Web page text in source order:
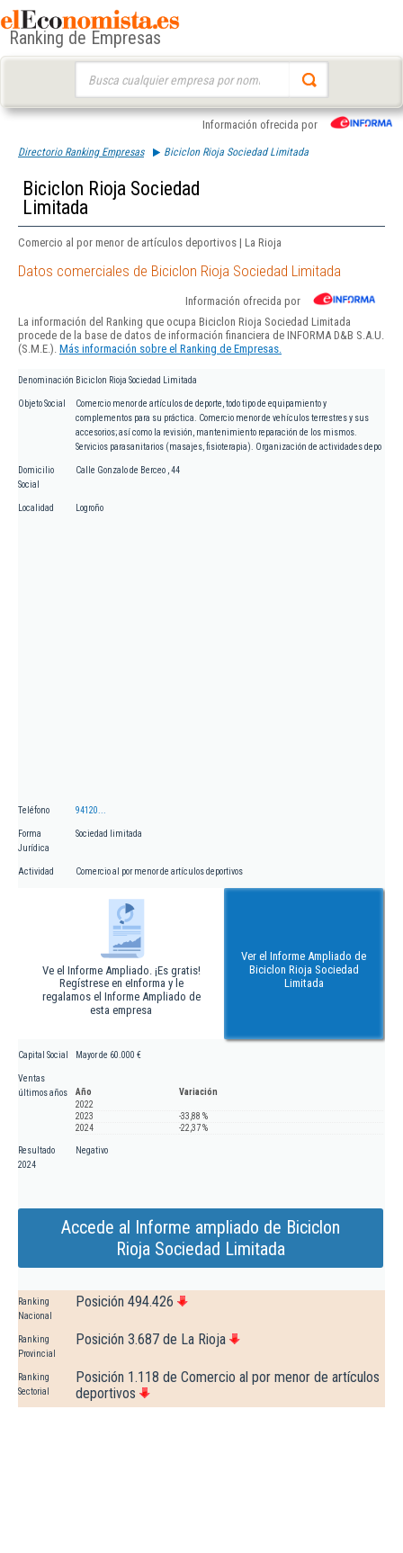
Ranking de Empresas
Información ofrecida por
Directorio Ranking Empresas Biciclon Rioja Sociedad Limitada
Biciclon Rioja Sociedad
Limitada
Comercio al por menor de artículos deportivos | La Rioja
Datos comerciales de Biciclon Rioja Sociedad Limitada
Información ofrecida por
La información del Ranking que ocupa Biciclon Rioja Sociedad Limitada
procede de la base de datos de información financiera de INFORMA D&B S.A.U.
(S.M.E.). Más información sobre el Ranking de Empresas.
Denominación Biciclon Rioja Sociedad Limitada
Objeto Social
Comercio menor de artículos de deporte, todo tipo de equipamiento y
complementos para su práctica. Comercio menor de vehículos terrestres y sus
accesorios; así como la revisión, mantenimiento reparación de los mismos.
Servicios parasanitarios (masajes, fisioterapia). Organización de actividades depo
Domicilio
Social
Calle Gonzalo de Berceo , 44
Localidad Logroño
Teléfono 94120...
Forma
Jurídica
Sociedad limitada
Actividad Comercio al por menor de artículos deportivos
Ve el Informe Ampliado. ¡Es gratis!
Regístrese en eInforma y le
regalamos el Informe Ampliado de
esta empresa
Ver el Informe Ampliado de
Biciclon Rioja Sociedad
Limitada
Capital Social Mayor de 60.000 €
Ventas
últimos años
Año
Variación
2022
2023
-33,88 %
2024
-22,37 %
Resultado
2024
Negativo
Accede al Informe ampliado de Biciclon
Rioja Sociedad Limitada
Ranking
Nacional
Posición 494.426
Ranking
Provincial
Posición 3.687 de La Rioja
Ranking
Sectorial
Posición 1.118 de Comercio al por menor de artículos
deportivos